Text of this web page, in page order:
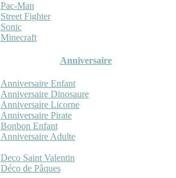
Pac-Man
Street Fighter
Sonic
Minecraft
Anniversaire
Anniversaire Enfant
Anniversaire Dinosaure
Anniversaire Licorne
Anniversaire Pirate
Bonbon Enfant
Anniversaire Adulte
Deco Saint Valentin
Déco de Pâques